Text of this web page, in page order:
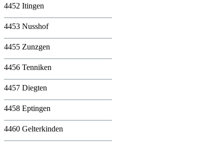
4452 Itingen
4453 Nusshof
4455 Zunzgen
4456 Tenniken
4457 Diegten
4458 Eptingen
4460 Gelterkinden